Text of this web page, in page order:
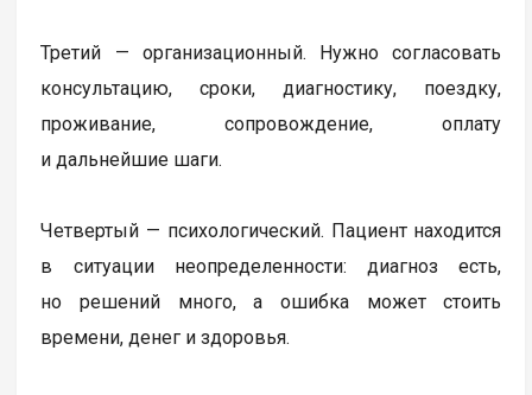
Третий — организационный. Нужно согласовать
консультацию, сроки, диагностику, поездку,
проживание, сопровождение, оплату
и дальнейшие шаги.
Четвертый — психологический. Пациент находится
в ситуации неопределенности: диагноз есть,
но решений много, а ошибка может стоить
времени, денег и здоровья.